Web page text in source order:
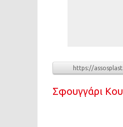
https://
Σφουγγάρι